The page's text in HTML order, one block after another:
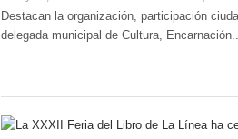
Destacan la organización, participación
delegada municipal de Cultura,